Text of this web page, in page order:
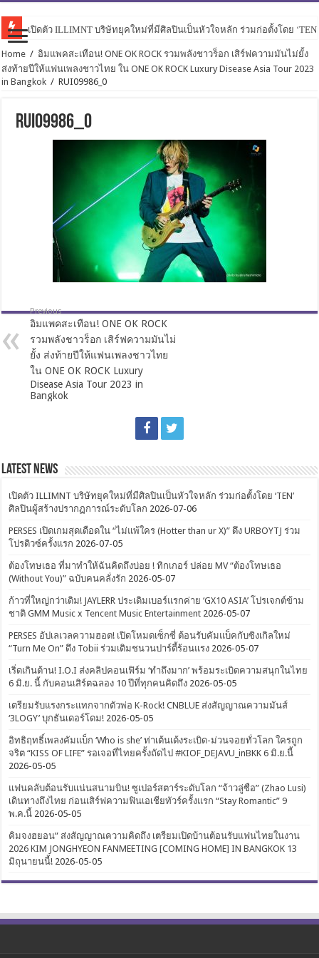
เปิดตัว ILLIMNT บริษัทยุคใหม่ที่มีศิลปินเป็นหัวใจหลัก ร่วมก่อตั้งโดย
Home / อิมแพคสะเทือน! ONE OK ROCK รวมพลังชาวร็อก เสิร์ฟความมันไม่ยั้ง
ส่งท้ายปีให้แฟนเพลงชาวไทย ใน ONE OK ROCK Luxury Disease Asia Tour 2023
in Bangkok / RUI09986_0
RUI09986_0
Previous
อิมแพคสะเทือน! ONE OK ROCK
รวมพลังชาวร็อก เสิร์ฟความมันไม่
ยั้ง ส่งท้ายปีให้แฟนเพลงชาวไทย
ใน ONE OK ROCK Luxury
Disease Asia Tour 2023 in
Bangkok
Latest News
เปิดตัว ILLIMNT บริษัทยุคใหม่ที่มีศิลปินเป็นหัวใจหลัก ร่วมก่อตั้งโดย ‘TEN’
ศิลปินผู้สร้างปรากฏการณ์ระดับโลก 2026-07-06
PERSES เปิดเกมสุดเดือดใน “ไม่แพ้ใคร (Hotter than ur X)” ดึง URBOYTJ ร่วม
โปรดิวซ์ครั้งแรก 2026-07-05
ต้องโทษเธอ ที่มาทำให้ฉันคิดถึงบ่อย ! ทิกเกอร์ ปล่อย MV “ต้องโทษเธอ
(Without You)” ฉบับคนคลั่งรัก 2026-05-07
ก้าวที่ใหญ่กว่าเดิม! JAYLERR ประเดิมเบอร์แรกค่าย ‘GX10 ASIA’ โปรเจกต์ข้าม
ชาติ GMM Music x Tencent Music Entertainment 2026-05-07
PERSES อัปเลเวลความฮอต! เปิดโหมดเซ็กซี่ ต้อนรับคัมแบ็คกับซิงเกิลใหม่
“Turn Me On” ดึง Tobii ร่วมเติมชนวนปาร์ตี้ร้อนแรง 2026-05-07
เริ่ดเกินต้าน! I.O.I ส่งคลิปคอนเฟิร์ม ‘ทำถึงมาก’ พร้อมระเบิดความสนุกในไทย
6 มิ.ย. นี้ กับคอนเสิร์ตฉลอง 10 ปีที่ทุกคนคิดถึง 2026-05-05
เตรียมรับแรงกระแทกจากตัวพ่อ K-Rock! CNBLUE ส่งสัญญาณความมันส์
‘3LOGY’ บุกธันเดอร์โดม! 2026-05-05
อิทธิฤทธิ์เพลงคัมแบ็ก ‘Who is she’ ท่าเต้นเด้งระเบิด-ม่วนจอยทั่วโลก ใครถูก
จริต “KISS OF LIFE” รอเจอที่ไทยครั้งถัดไป #KIOF_DEJAVU_inBKK 6 มิ.ย.นี้
2026-05-05
แฟนคลับต้อนรับแน่นสนามบิน! ซูเปอร์สตาร์ระดับโลก “จ้าวลู่ซือ” (Zhao Lusi)
เดินทางถึงไทย ก่อนเสิร์ฟความฟินเอเชียทัวร์ครั้งแรก “Stay Romantic” 9
พ.ค.นี้ 2026-05-05
คิมจงฮยอน” ส่งสัญญาณความคิดถึง เตรียมเปิดบ้านต้อนรับแฟนไทยในงาน
2026 KIM JONGHYEON FANMEETING [COMING HOME] IN BANGKOK 13
มิถุนายนนี้! 2026-05-05